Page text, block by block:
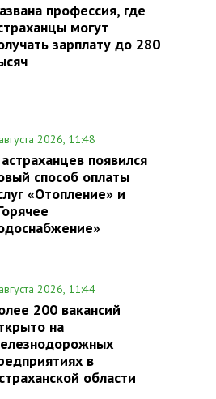
профессия, где
могут
зарплату до 280
2026, 11:48
появился
способ оплаты
«Отопление» и
2026, 11:44
200 вакансий
на
в
области